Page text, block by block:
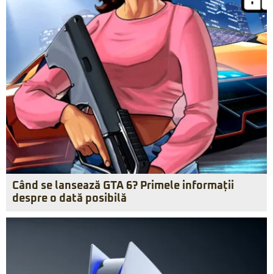
Când se lansează GTA 6? Primele informații
despre o dată posibilă